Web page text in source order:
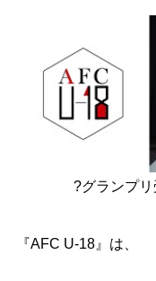
?グランプリ受
『AFC U-18』は、